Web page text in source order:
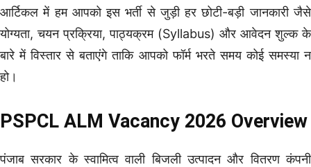
आर्टिकल में हम आपको इस भर्ती से जुड़ी हर छोटी-बड़ी जानकारी जैसे
योग्यता, चयन प्रक्रिया, पाठ्यक्रम (Syllabus) और आवेदन शुल्क के
बारे में विस्तार से बताएंगे ताकि आपको फॉर्म भरते समय कोई समस्या न
हो।
PSPCL ALM Vacancy 2026 Overview
पंजाब सरकार के स्वामित्व वाली बिजली उत्पादन और वितरण कंपनी